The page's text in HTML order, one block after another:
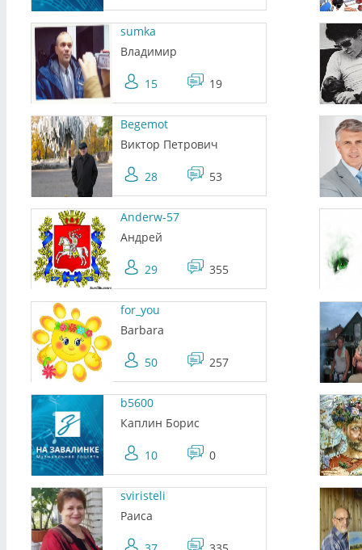
sumka
Владимир
15 19
Begemot
Виктор Петрович
28 53
Anderw-57
Андрей
29 355
for_you
Barbara
50 257
b5600
Каплин Борис
10 0
sviristeli
Раиса